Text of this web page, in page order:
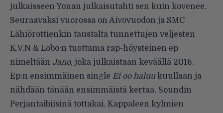
julkaisseen Yonan julkaisutahti sen kuin kovenee.
Seuraavaksi vuorossa on Aivovuodon ja SMC
Lähiörottienkin taustalta tunnettujen veljesten
K.V.N & Lobo:n tuottama rap-höysteinen ep
nimeltään Jano, joka julkaistaan keväällä 2016.
Ep:n ensimmäinen single Ei oo haluukuullaan ja
nähdään tänään ensimmäistä kertaa, Soundin
Perjantaibiisinä tottakai. Kappaleen kylmien